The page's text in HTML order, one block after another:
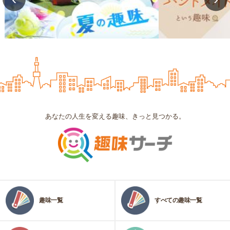
あなたの人生を変える趣味、きっと見つかる。
趣味一覧 すべての趣味一覧